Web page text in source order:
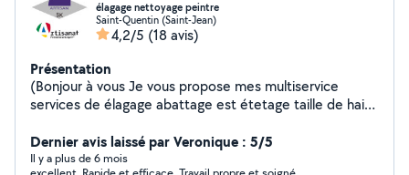
élagage nettoyage peintre
Saint-Quentin (Saint-Jean)
4,2/5 (18 avis)
Présentation
(Bonjour à vous Je vous propose mes multiservice
services de élagage abattage est étetage taille de haie
verts évacuation des déchets verts et des gravats. ) (
Je vous propose un service de nettoyage et peinture
Dernier avis laissé par Veronique : 5/5
Il y a plus de 6 mois